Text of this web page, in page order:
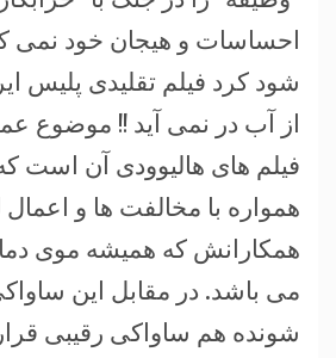
احساسات و هیجان خود نمی
شود کرد فیلم تقلیدی پلیس
از آب در نمی آید !! موضوع
فیلم های هالیوودی آن است
همواره با مخالفت ها و اعمال
همکارانش که همیشه موی
می باشد. در مقابل این
شونده هم ساواکی رقیبی